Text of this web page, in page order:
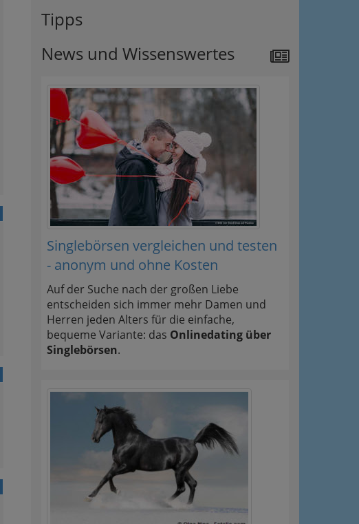
Tipps
News und Wissenswertes
Singlebörsen vergleichen und testen
- anonym und ohne Kosten
Auf der Suche nach der großen Liebe
entscheiden sich immer mehr Damen und
Herren jeden Alters für die einfache,
bequeme Variante: das Onlinedating über
Singlebörsen.